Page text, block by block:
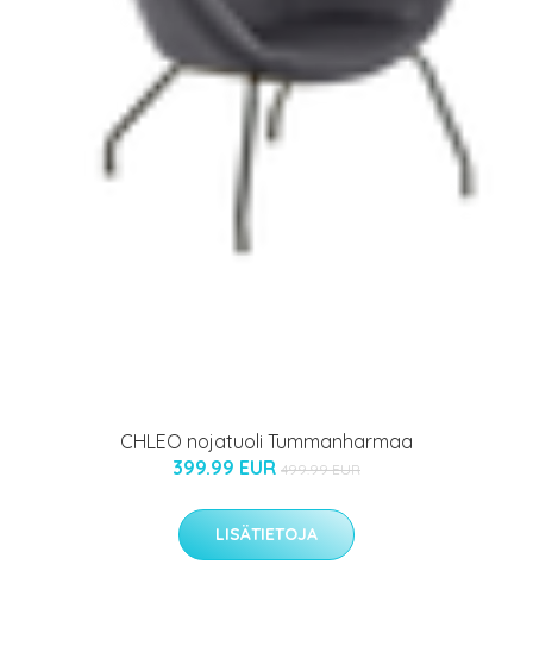
CHLEO nojatuoli Tummanharmaa
399.99 EUR 499.99 EUR
LISÄTIETOJA